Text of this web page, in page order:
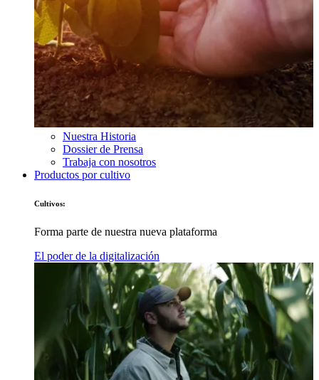
Nuestra Historia
Dossier de Prensa
Trabaja con nosotros
Productos por cultivo
Cultivos:
Forma parte de nuestra nueva plataforma
El poder de la digitalización